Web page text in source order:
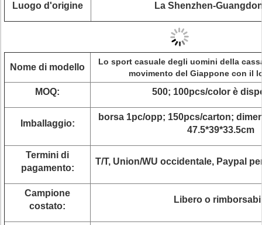
Luogo d'origine La Shenzhen-
Nome di modello
Lo sport casuale degli uomini della
movimento del Giappone con il
MOQ: 500; 100pcs/color è
Imballaggio:
borsa 1pc/opp; 150pcs/carton;
47.5*39*33.5cm
Termini di
pagamento:
T/T, Union/WU occidentale, Paypal
Campione
costato:
Libero o